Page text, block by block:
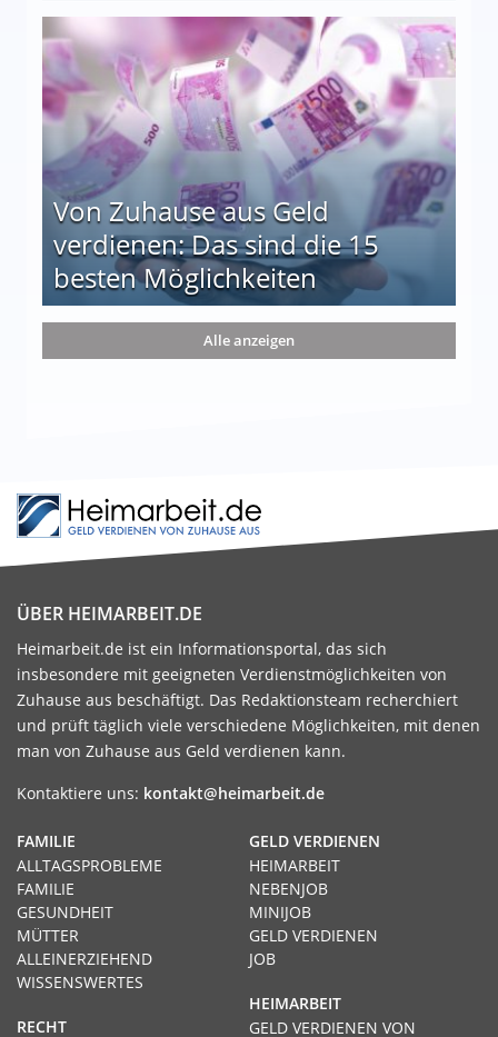
auf einen Blick
Von Zuhause aus Geld
verdienen: Das sind die 15
besten Möglichkeiten
die 15 besten Möglichkeiten
Alle anzeigen
ÜBER HEIMARBEIT.DE
Heimarbeit.de ist ein Informationsportal, das sich
insbesondere mit geeigneten Verdienstmöglichkeiten von
Zuhause aus beschäftigt. Das Redaktionsteam recherchiert
und prüft täglich viele verschiedene Möglichkeiten, mit denen
man von Zuhause aus Geld verdienen kann.
Kontaktiere uns: kontakt@heimarbeit.de
GELD VERDIENEN
HEIMARBEIT
NEBENJOB
MINIJOB
GELD VERDIENEN
JOB
HEIMARBEIT
GELD VERDIENEN VON
FAMILIE
ALLTAGSPROBLEME
FAMILIE
GESUNDHEIT
MÜTTER
ALLEINERZIEHEND
WISSENSWERTES
RECHT